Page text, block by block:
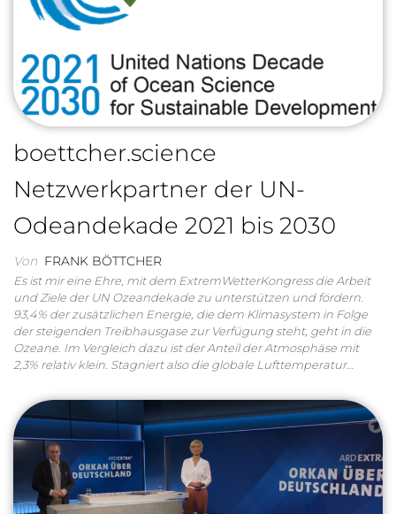
boettcher.science
Netzwerkpartner der UN-
Odeandekade 2021 bis 2030
Von FRANK BÖTTCHER
Es ist mir eine Ehre, mit dem ExtremWetterKongress die Arbeit
und Ziele der UN Ozeandekade zu unterstützen und fördern.
93,4% der zusätzlichen Energie, die dem Klimasystem in Folge
der steigenden Treibhausgase zur Verfügung steht, geht in die
Ozeane. Im Vergleich dazu ist der Anteil der Atmosphäse mit
2,3% relativ klein. Stagniert also die globale Lufttemperatur…